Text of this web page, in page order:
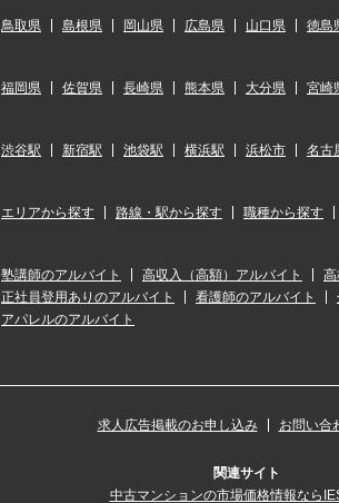
鳥取県 島根県 岡山県 広島県 山口県 徳島
福岡県 佐賀県 長崎県 熊本県 大分県 宮崎
渋谷駅 新宿駅 池袋駅 横浜駅 浜松市 名古
エリアから探す 路線・駅から探す 職種から探す
塾講師のアルバイト 高収入（高額）アルバイト 高
正社員登用ありのアルバイト
看護師のアルバイト
アパレルのアルバイト
求人広告掲載のお申し込み お問い合
関連サイト
中古マンションの市場価格情報なら